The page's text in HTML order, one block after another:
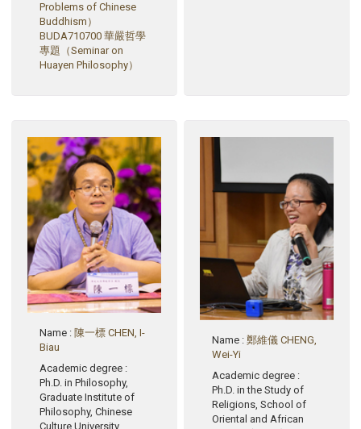
Problems of Chinese
Buddhism）
BUDA710700 華嚴哲學
專題（Seminar on
Huayen Philosophy）
Name : 陳一標 CHEN, I-
Biau
Academic degree :
Ph.D. in Philosophy,
Graduate Institute of
Philosophy, Chinese
Culture University
Name :鄭維儀 CHENG,
Wei-Yi
Academic degree :
Ph.D. in the Study of
Religions, School of
Oriental and African